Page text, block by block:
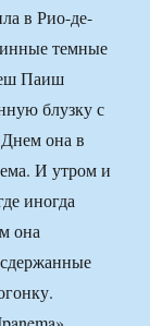
в Рио-де-
темные
Паиш
блузку с
она в
И утром и
иногда
она